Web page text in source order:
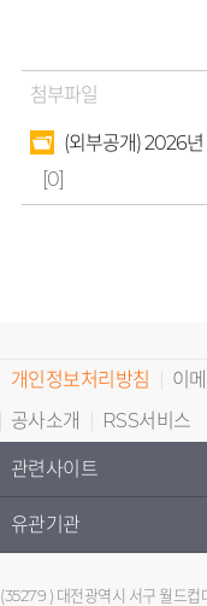
첨부파일
(외부공개) 2026
[0]
개인정보처리방침 이
공사소개
RSS서비스
관련사이트
유관기관
(35279 ) 대전광역시 서구 월드